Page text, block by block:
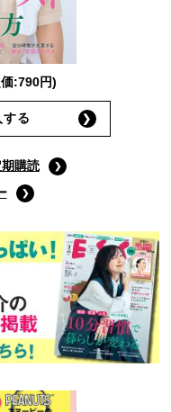
:790円)
る
購読